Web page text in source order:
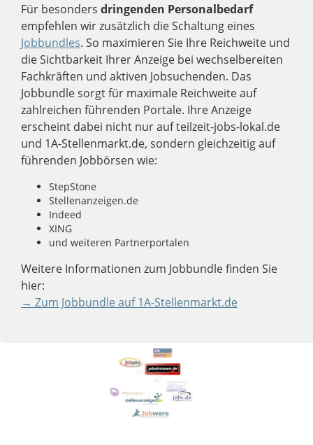
Für besonders dringenden Personalbedarf
empfehlen wir zusätzlich die Schaltung eines
Jobbundles. So maximieren Sie Ihre Reichweite und
die Sichtbarkeit Ihrer Anzeige bei wechselbereiten
Fachkräften und aktiven Jobsuchenden. Das
Jobbundle sorgt für maximale Reichweite auf
zahlreichen führenden Portale. Ihre Anzeige
erscheint dabei nicht nur auf teilzeit-jobs-lokal.de
und 1A-Stellenmarkt.de, sondern gleichzeitig auf
führenden Jobbörsen wie:
StepStone
Stellenanzeigen.de
Indeed
XING
und weiteren Partnerportalen
Weitere Informationen zum Jobbundle finden Sie
hier:
→ Zum Jobbundle auf 1A-Stellenmarkt.de